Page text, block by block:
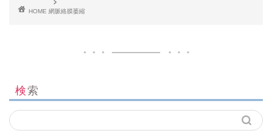
HOME 網脈絡膜萎縮
検索